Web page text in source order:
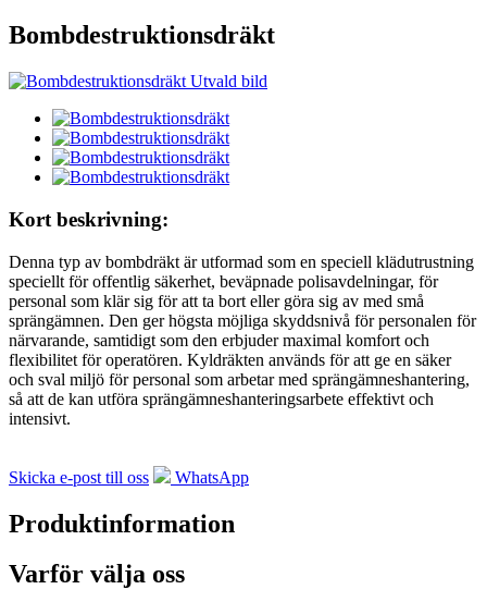
Bombdestruktionsdräkt
Kort beskrivning:
Denna typ av bombdräkt är utformad som en speciell klädutrustning
speciellt för offentlig säkerhet, beväpnade polisavdelningar, för
personal som klär sig för att ta bort eller göra sig av med små
sprängämnen. Den ger högsta möjliga skyddsnivå för personalen för
närvarande, samtidigt som den erbjuder maximal komfort och
flexibilitet för operatören. Kyldräkten används för att ge en säker
och sval miljö för personal som arbetar med sprängämneshantering,
så att de kan utföra sprängämneshanteringsarbete effektivt och
intensivt.
Skicka e-post till oss WhatsApp
Produktinformation
Varför välja oss